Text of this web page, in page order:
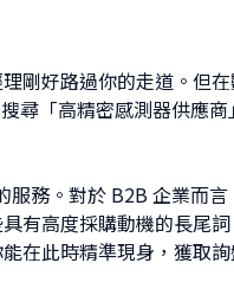
剛好路過你的走道。但在
尋「高精密感測器供應
務。對於 B2B 企業而
有高度採購動機的長尾
在此時精準現身，獲取